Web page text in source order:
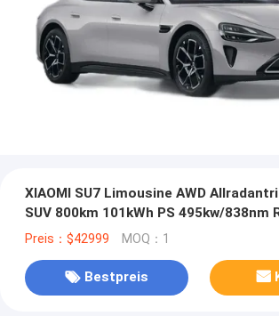
XIAOMI SU7 Limousine AWD
SUV 800km 101kWh PS 495kw/838nm
Preis：$42999 MOQ：1
Bestpreis